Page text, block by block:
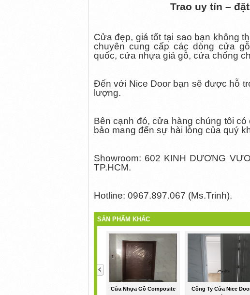
Trao uy tín –
Cửa đẹp, giá tốt tại sao bạn không
chuyên cung cấp các dòng cửa
quốc, cửa nhựa giả gỗ, cửa chống
Đến với Nice Door bạn sẽ được hỗ
lượng.
Bên cạnh đó, cửa hàng chúng tôi
bảo mang đến sự hài lòng của quý
Showroom: 602 KINH DƯƠNG
TP.HCM.
Hotline: 0967.897.067 (Ms.Trinh).
SẢN PHẨM KHÁC
Cửa Nhựa Gỗ Composite
Công Ty Cửa Nice